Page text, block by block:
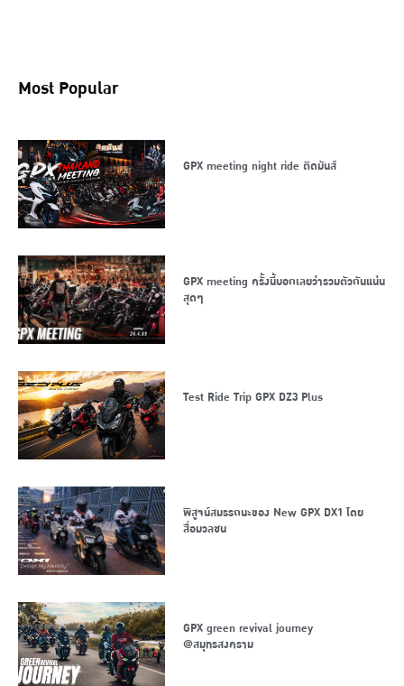
Most Popular
GPX meeting night ride ติดมันส์
GPX meeting ครั้งนี้บอกเลยว่ารวมตัวกันแน่น
สุดๆ
Test Ride Trip GPX DZ3 Plus
พิสูจน์สมรรถนะของ New GPX DX1 โดย
สื่อมวลชน
GPX green revival journey
@สมุทรสงคราม